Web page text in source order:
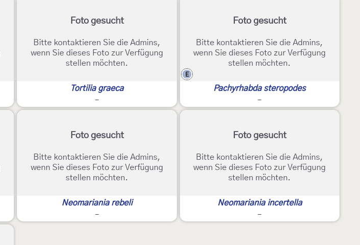
Foto gesucht
Bitte kontaktieren Sie die Admins,
wenn Sie dieses Foto zur Verfügung
stellen möchten.
Tortilia graeca
-
Foto gesucht
Bitte kontaktieren Sie die Admins,
wenn Sie dieses Foto zur Verfügung
stellen möchten.
E
Pachyrhabda steropodes
-
Foto gesucht
Bitte kontaktieren Sie die Admins,
wenn Sie dieses Foto zur Verfügung
stellen möchten.
Neomariania rebeli
-
Foto gesucht
Bitte kontaktieren Sie die Admins,
wenn Sie dieses Foto zur Verfügung
stellen möchten.
Neomariania incertella
-